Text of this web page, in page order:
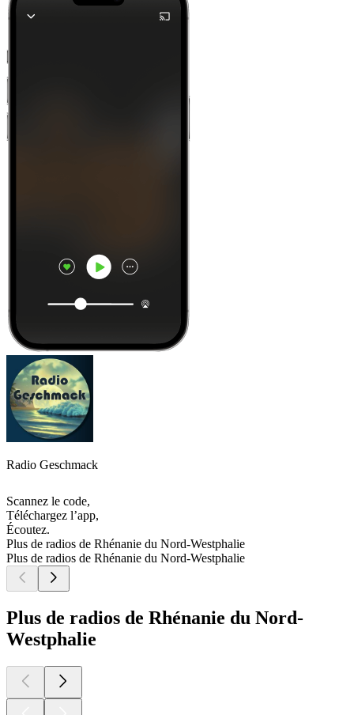
Radio Geschmack
Scannez le code,
Téléchargez l’app,
Écoutez.
Plus de radios de Rhénanie du Nord-Westphalie
Plus de radios de Rhénanie du Nord-Westphalie
Plus de radios de Rhénanie du Nord-
Westphalie